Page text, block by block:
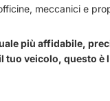
meccanici e
più affidabile,
tuo veicolo, questo è